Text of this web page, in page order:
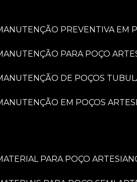
MANUTENÇÃO PREVENTIVA EM
MANUTENÇÃO PARA POÇO
MANUTENÇÃO DE POÇOS
MANUTENÇÃO EM POÇOS
MATERIAL PARA POÇO